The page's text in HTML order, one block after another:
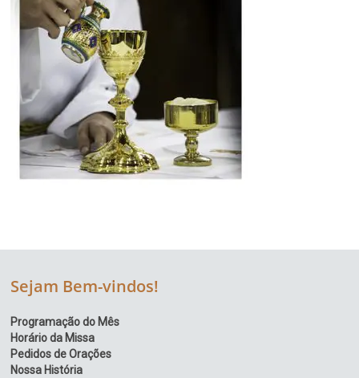
Sejam Bem-vindos!
Programação do Mês
Horário da Missa
Pedidos de Orações
Nossa História